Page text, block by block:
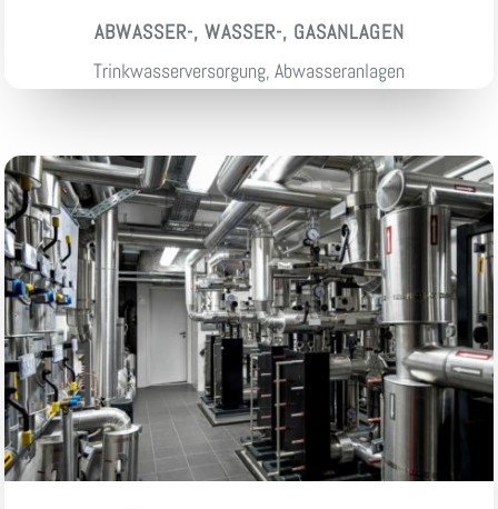
ABWASSER-, WASSER-, GASANLAGEN
Trinkwasserversorgung, Abwasseranlagen